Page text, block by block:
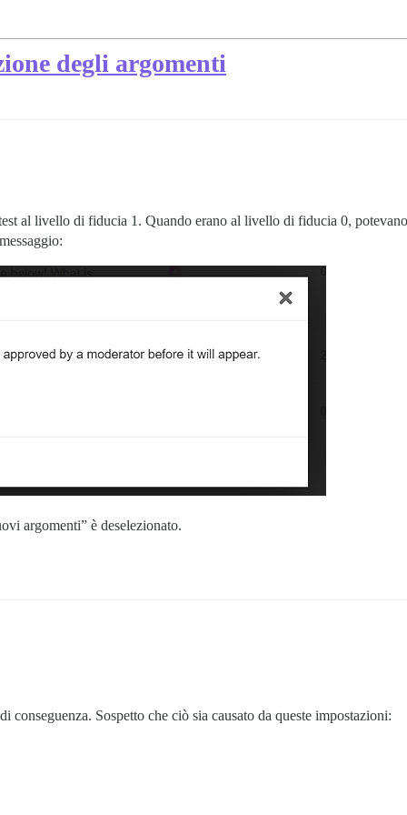
degli argomenti
al livello di fiducia 1. Quando erano al livello di fiducia 0,
argomenti” è deselezionato.
conseguenza. Sospetto che ciò sia causato da queste impostazioni: